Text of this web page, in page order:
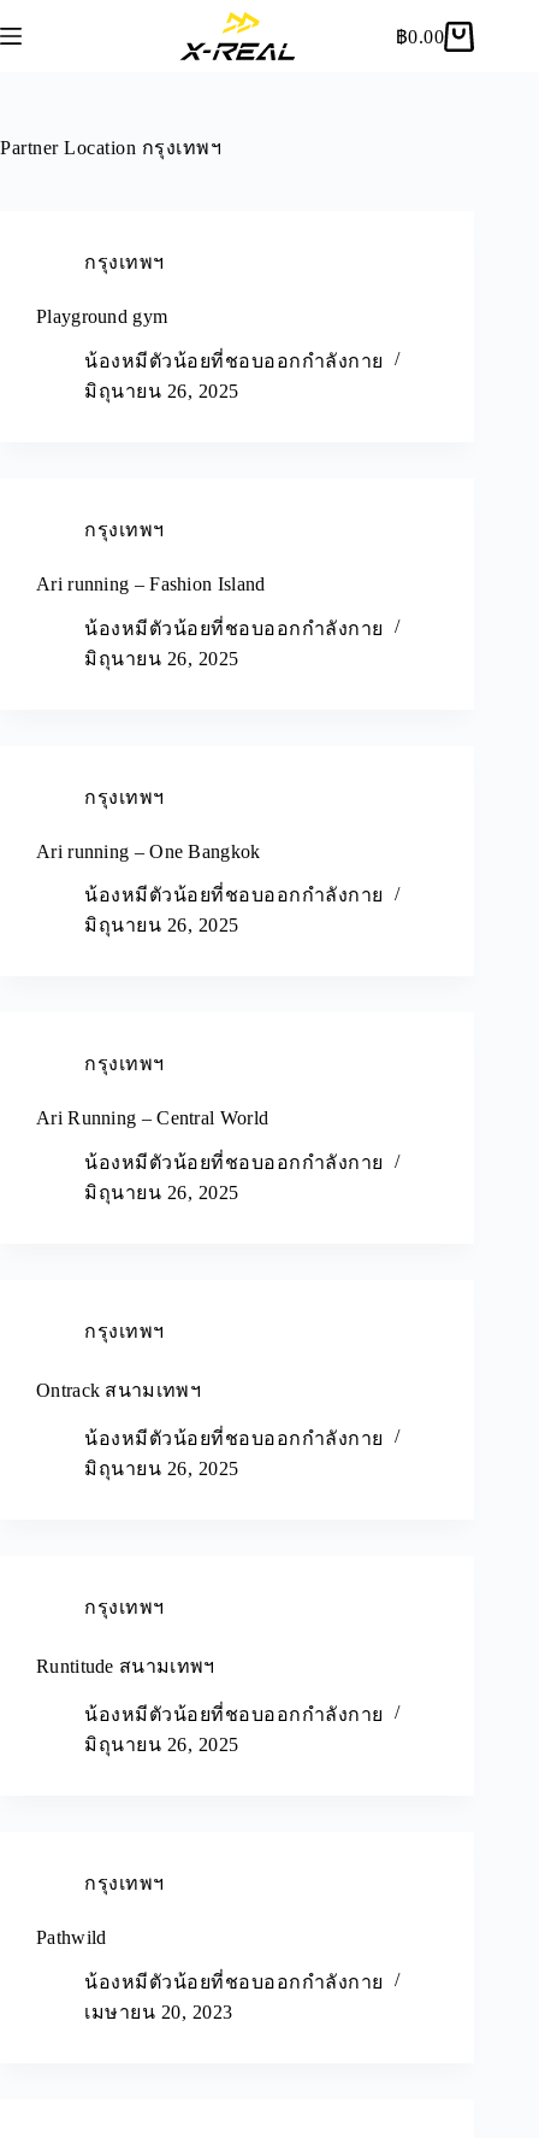
฿0.00
Partner Location กรุงเทพฯ
กรุงเทพฯ
Playground gym
น้องหมีตัวน้อยที่ชอบออกกำลังกาย
มิถุนายน 26, 2025
กรุงเทพฯ
Ari running – Fashion Island
น้องหมีตัวน้อยที่ชอบออกกำลังกาย
มิถุนายน 26, 2025
กรุงเทพฯ
Ari running – One Bangkok
น้องหมีตัวน้อยที่ชอบออกกำลังกาย
มิถุนายน 26, 2025
กรุงเทพฯ
Ari Running – Central World
น้องหมีตัวน้อยที่ชอบออกกำลังกาย
มิถุนายน 26, 2025
กรุงเทพฯ
Ontrack สนามเทพฯ
น้องหมีตัวน้อยที่ชอบออกกำลังกาย
มิถุนายน 26, 2025
กรุงเทพฯ
Runtitude สนามเทพฯ
น้องหมีตัวน้อยที่ชอบออกกำลังกาย
มิถุนายน 26, 2025
กรุงเทพฯ
Pathwild
น้องหมีตัวน้อยที่ชอบออกกำลังกาย
เมษายน 20, 2023